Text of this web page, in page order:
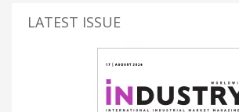
LATEST ISSUE